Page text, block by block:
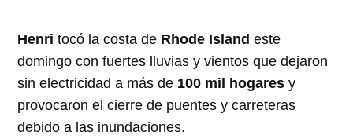
Henri tocó la costa de Rhode Island este
domingo con fuertes lluvias y vientos que dejaron
sin electricidad a más de 100 mil hogares y
provocaron el cierre de puentes y carreteras
debido a las inundaciones.